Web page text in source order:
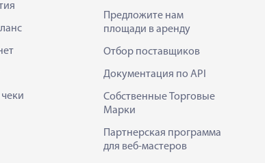
Предложите нам
площади в аренду
Отбор поставщиков
Документация по API
Собственные Торговые
Марки
Партнерская программа
для веб-мастеров